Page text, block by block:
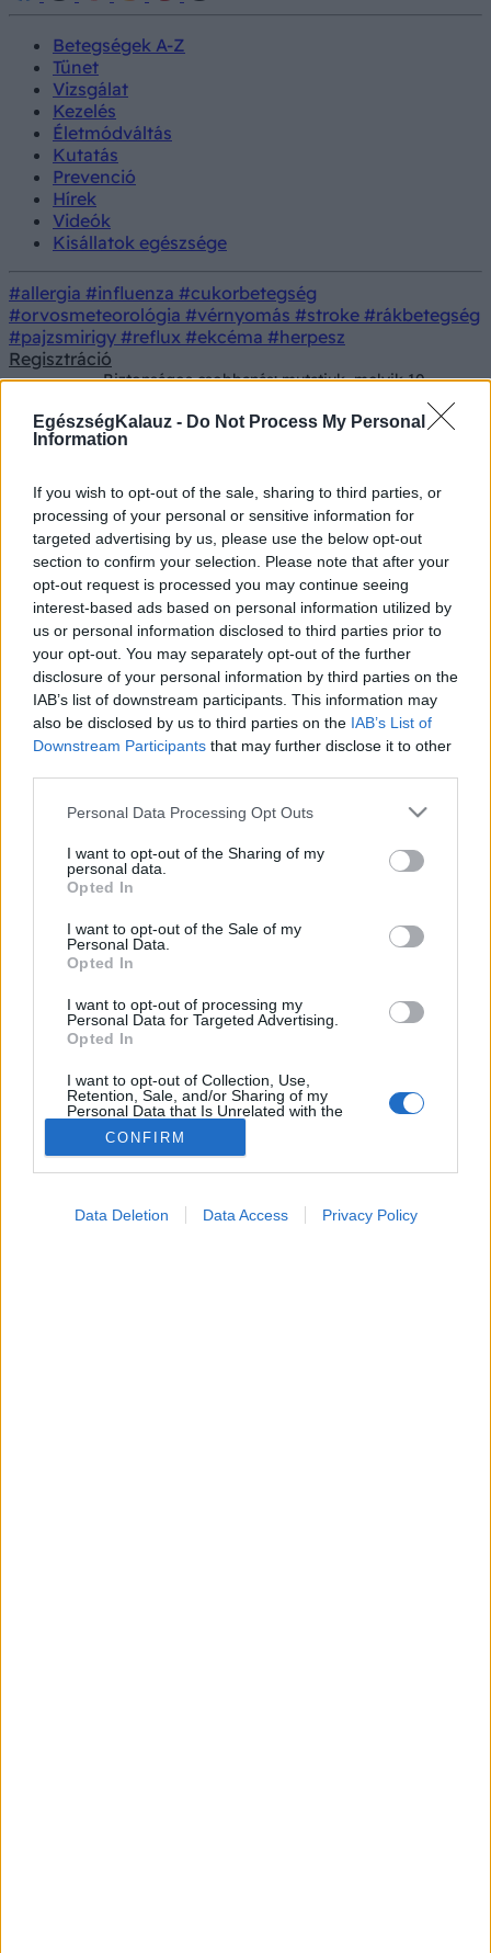
EgészségKalauz - Do Not Process My Personal
Information
If you wish to opt-out of the sale, sharing to third parties, or
processing of your personal or sensitive information for
targeted advertising by us, please use the below opt-out
section to confirm your selection. Please note that after your
opt-out request is processed you may continue seeing
interest-based ads based on personal information utilized by
us or personal information disclosed to third parties prior to
your opt-out. You may separately opt-out of the further
disclosure of your personal information by third parties on the
IAB’s list of downstream participants. This information may
also be disclosed by us to third parties on the IAB’s List of
Downstream Participants that may further disclose it to other
Please note that this website/app uses one or more Google
not limited to your visit or usage behaviour. You may click to
grant or deny consent to Google and its third-party tags to
use your data for below specified purposes in below Google
consent section.
Personal Data Processing Opt Outs
I want to opt-out of the Sharing of my
personal data.
Opted In
I want to opt-out of the Sale of my
Personal Data.
Opted In
I want to opt-out of processing my
Personal Data for Targeted Advertising.
Opted In
I want to opt-out of Collection, Use,
Retention, Sale, and/or Sharing of my
Personal Data that Is Unrelated with the
Purposes for which it was collected.
Opted Out
CONFIRM
Data Deletion Data Access Privacy Policy
Betegségek A-Z
Tünet
Vizsgálat
Kezelés
Életmódváltás
Kutatás
Prevenció
Hírek
Videók
Kisállatok egészsége
#allergia #influenza #cukorbetegség
#orvosmeteorológia #vérnyomás #stroke #rákbetegség
#pajzsmirigy #reflux #ekcéma #herpesz
Regisztráció
Biztonságos csobbanás: mutatjuk, melyik 10
vöröskeresztes elsősegélynyújtók
melyik 10 balatoni strandon
lesznek ott idén is a vöröskeresztes
elsősegélynyújtók